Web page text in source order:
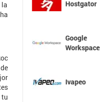
Hostgator
Google
Workspace
Ivapeo